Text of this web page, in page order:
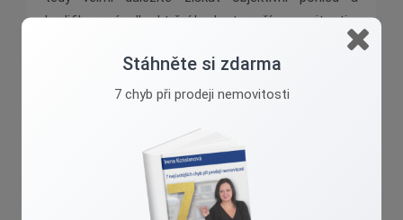
kvalifikovaný odhad tržní hodnoty naší nemovitosti.
Pokud máte pocit, že byste ocenili názor odborníka
při určování ceny vaší nemovitosti, neváhejte se na
údaji. Těším se na spolupráci s vámi!
Stáhněte si zdarma
7 chyb při prodeji nemovitosti